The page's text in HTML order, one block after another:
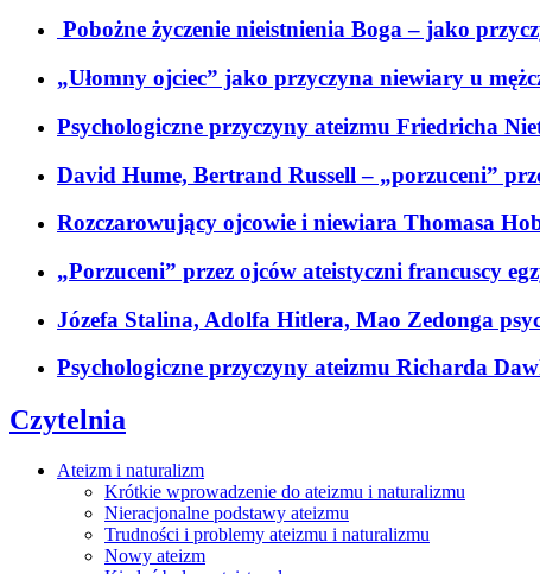
Pobożne życzenie nieistnienia Boga – jako
„Ułomny ojciec” jako przyczyna niewiary u
Psychologiczne przyczyny ateizmu Friedricha
David Hume, Bertrand Russell – „porzuceni”
Rozczarowujący ojcowie i niewiara Thomasa
„Porzuceni” przez ojców ateistyczni francuscy
Józefa Stalina, Adolfa Hitlera, Mao Zedonga
Psychologiczne przyczyny ateizmu Richarda
Czytelnia
Ateizm i naturalizm
Krótkie wprowadzenie do ateizmu i naturalizmu
Nieracjonalne podstawy ateizmu
Trudności i problemy ateizmu i naturalizmu
Nowy ateizm